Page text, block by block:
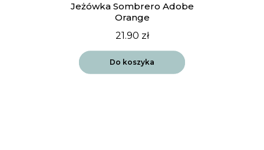
Jeżówka Sombrero Adobe
Orange
21.90 zł
Do koszyka